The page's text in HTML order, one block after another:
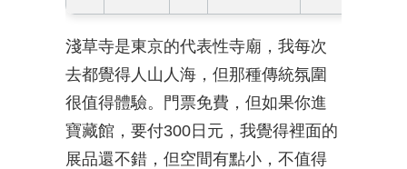
淺草寺是東京的代表性寺廟，我每次
去都覺得人山人海，但那種傳統氛圍
很值得體驗。門票免費，但如果你進
寶藏館，要付300日元，我覺得裡面的
展品還不錯，但空間有點小，不值得